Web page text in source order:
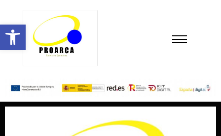
Abrir barra de herramientas